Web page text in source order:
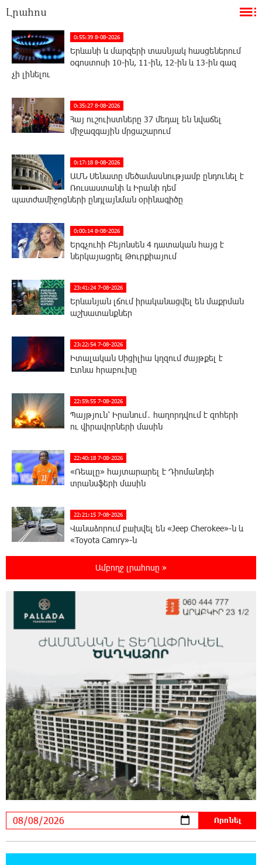
Լրահոս
0:55:39 8-08-2026
Երևանի և մարզերի տասնյակ հասցեներում
օգոստոսի 10-ին, 11-ին, 12-ին և 13-ին գազ
չի լինելու
0:35:27 8-08-2026
Հայ ուշուիստները 37 մեդալ են նվաճել
միջազգային մրցաշարում
0:17:18 8-08-2026
ԱՄՆ Սենատը մեծամասնությամբ ընդունել է
Ռուսաստանի և Իրանի դեմ
պատժամիջոցների ընդլայնման օրինագիծը
0:00:14 8-08-2026
Երգչուհի Բեյոնսեն ​​4 դատական հայց է
ներկայացրել Թուրքիայում
23:41:24 7-08-2026
Երևանյան լճում իրականացվել են մաքրման
աշխատանքներ
23:22:54 7-08-2026
Իտալական Սիցիլիա կղզում ժայթքել է
Էտնա հրաբուխը
22:59:55 7-08-2026
Պայթյուն՝ Իրանում․ հաղորդվում է զոհերի
ու վիրավորների մասին
22:40:18 7-08-2026
«Ռեալը» հայտարարել է Դիոմանդեի
տրանսֆերի մասին
22:21:15 7-08-2026
Վանաձորում բшխվել են «Jeep Cherokee»-ն և
«Toyota Camry»-ն
22:03:58 7-08-2026
օգտագործել Starlink-ը Ռուսաստանի դեմ
հարվшծները կառավարելու համար
21:45:44 7-08-2026
Երևանում և մարզերում էլեկտրաէներգիայի
21:26:16 7-08-2026
Ստեփանավանում ռուս կին է փորձել
ինքնասպան լինել
21:08:37 7-08-2026
ԵԱՏՄ֊ն չի ուզում, որ իր միջոցներով
զարգանա Հայաստանի տնտեսությունը ու
հետո գնա ԵՄ. Արշակ Կարապետյան
Ամբողջ լրահոսը »